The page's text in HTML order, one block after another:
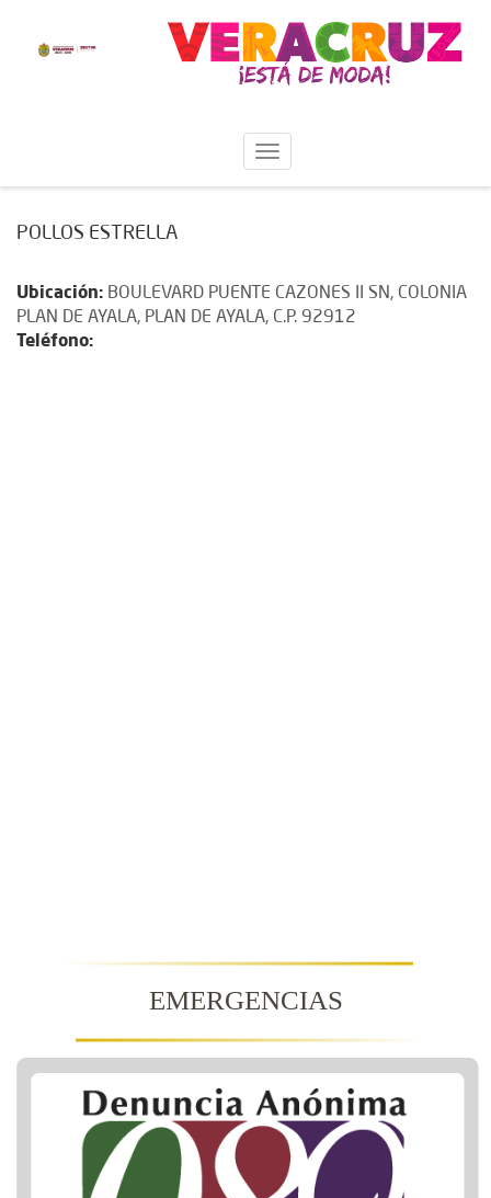
POLLOS ESTRELLA
Ubicación: BOULEVARD PUENTE CAZONES II SN, COLONIA
PLAN DE AYALA, PLAN DE AYALA, C.P. 92912
Teléfono:
EMERGENCIAS